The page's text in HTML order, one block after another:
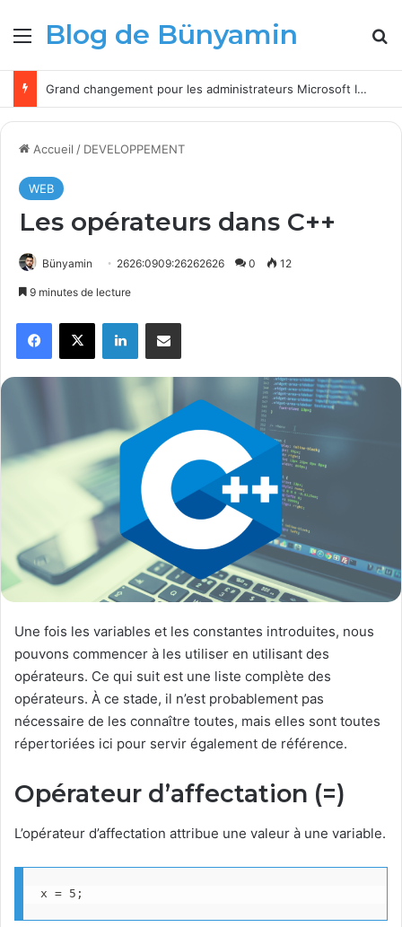
MenuBlog de Bünyamin
Grand changement pour les administrateurs Microsoft Intune à partir de 2026
Accueil / DEVELOPPEMENT
WEB
Les opérateurs dans C++
Bünyamin 2626:0909:26262626 0 12
9 minutes de lecture
Facebook
X LinkedinPartager par email
Une fois les variables et les constantes introduites, nous
pouvons commencer à les utiliser en utilisant des
opérateurs. Ce qui suit est une liste complète des
opérateurs. À ce stade, il n’est probablement pas
nécessaire de les connaître toutes, mais elles sont toutes
répertoriées ici pour servir également de référence.
Opérateur d’affectation (=)
L’opérateur d’affectation attribue une valeur à une variable.
x = 5;